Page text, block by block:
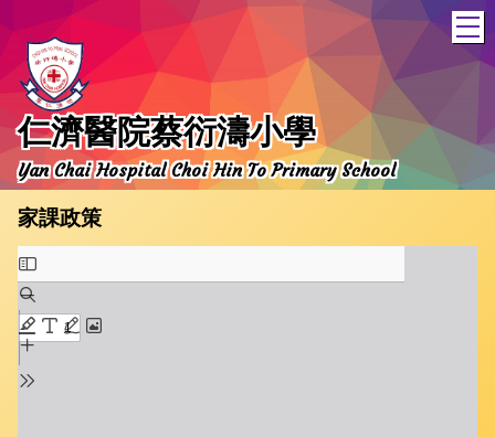
仁濟醫院蔡衍濤小學
Yan Chai Hospital Choi Hin To Primary School
家課政策